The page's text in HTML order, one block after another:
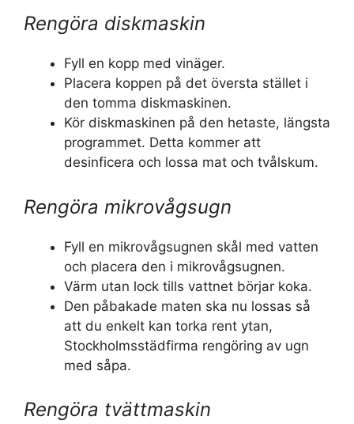
Rengöra diskmaskin
Fyll en kopp med vinäger.
Placera koppen på det översta stället i
den tomma diskmaskinen.
Kör diskmaskinen på den hetaste, längsta
programmet. Detta kommer att
desinficera och lossa mat och tvålskum.
Rengöra mikrovågsugn
Fyll en mikrovågsugnen skål med vatten
och placera den i mikrovågsugnen.
Värm utan lock tills vattnet börjar koka.
Den påbakade maten ska nu lossas så
att du enkelt kan torka rent ytan,
Stockholmsstädfirma rengöring av ugn
med såpa.
Rengöra tvättmaskin